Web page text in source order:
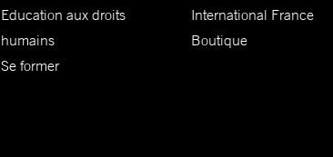
Education aux droits
humains
Se former
International France
Boutique